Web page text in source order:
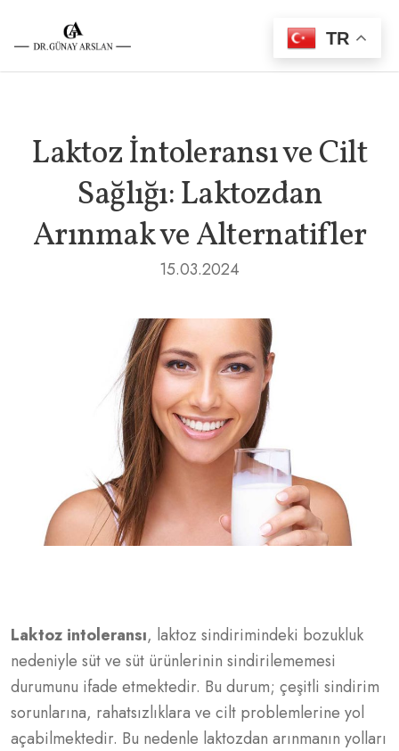
Laktoz İntoleransı ve Cilt
Sağlığı: Laktozdan
Arınmak ve Alternatifler
15.03.2024
Laktoz intoleransı, laktoz sindirimindeki bozukluk
nedeniyle süt ve süt ürünlerinin sindirilememesi
durumunu ifade etmektedir. Bu durum; çeşitli sindirim
sorunlarına, rahatsızlıklara ve cilt problemlerine yol
açabilmektedir. Bu nedenle laktozdan arınmanın yolları
TR